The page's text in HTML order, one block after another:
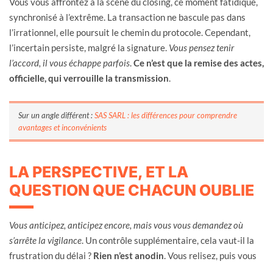
synchronisé à l’extrême. La transaction ne bascule pas dans
l’irrationnel, elle poursuit le chemin du protocole. Cependant,
l’incertain persiste, malgré la signature. Vous pensez tenir
l’accord, il vous échappe parfois.Ce n’est que la remise des actes,
officielle, qui verrouille la transmission.
Sur un angle différent :SAS SARL : les différences pour comprendre
avantages et inconvénients
LA PERSPECTIVE, ET LA
QUESTION QUE CHACUN OUBLIE
Vous anticipez, anticipez encore, mais vous vous demandez où
s’arrête la vigilance. Un contrôle supplémentaire, cela vaut-il la
frustration du délai ? Rien n’est anodin. Vous relisez, puis vous